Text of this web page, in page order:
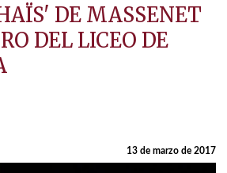
DE MASSENET
DEL LICEO DE
13 de marzo de 2017